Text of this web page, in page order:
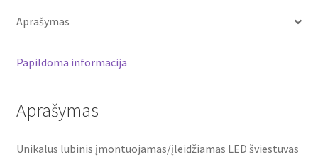
12111074
Aprašymas
Papildoma informacija
Aprašymas
Unikalus lubinis įmontuojamas/įleidžiamas LED šviestuvas